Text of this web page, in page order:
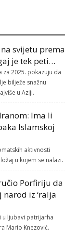
svijetu prema
je tek peti…
za 2025. pokazuju da
bilježe snažnu
u Aziji.
Ima li
Islamskoj
aktivnosti
u kojem se nalazi.
Porfiriju da
narod iz ‘ralja
u ljubavi patrijarha
Mario Knezović.